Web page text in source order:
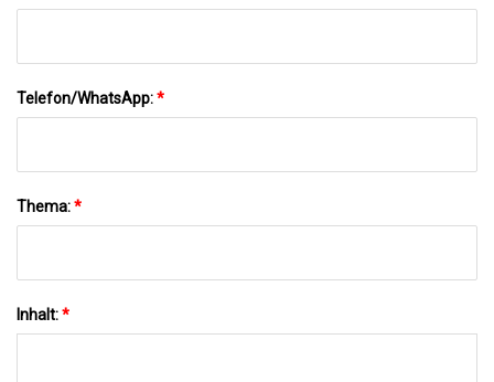
Telefon/WhatsApp:*
Thema:*
Inhalt:*